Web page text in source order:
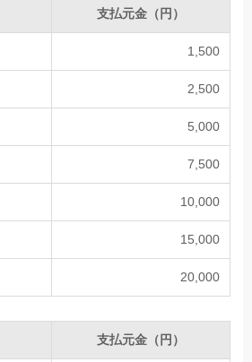
支払元金（円）
1,500
2,500
5,000
7,500
10,000
15,000
20,000
支払元金（円）